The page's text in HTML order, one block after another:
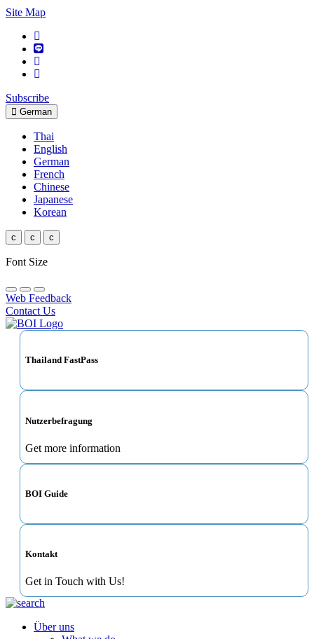
Site Map
Subscribe
German
Thai
English
German
French
Chinese
Japanese
Korean
c c c
Font Size
Web Feedback
Contact Us
Thailand FastPass
Nutzerbefragung
Get more information
BOI Guide
Kontakt
Get in Touch with Us!
Über uns